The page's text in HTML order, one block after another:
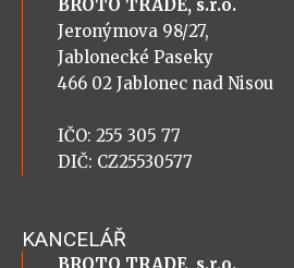
BROTO TRADE, s.r.o.
Jeronýmova 98/27,
Jablonecké Paseky
466 02 Jablonec nad Nisou
IČO: 255 305 77
DIČ: CZ25530577
KANCELÁŘ